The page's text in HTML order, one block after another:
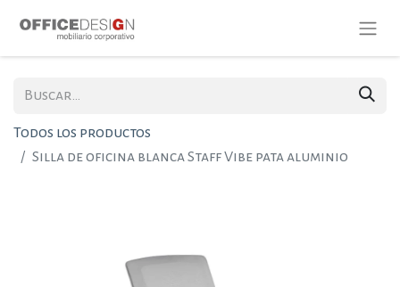
Todos los productos
Silla de oficina blanca Staff Vibe pata aluminio